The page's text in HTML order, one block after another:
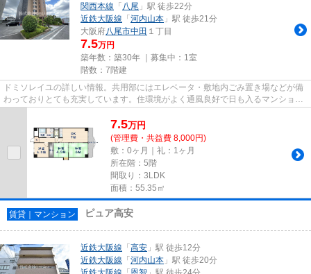
関西本線 「 八尾 」駅 徒歩22分
近鉄大阪線 「河内山本 」駅 徒歩21分
大阪府八尾市中田 １丁目
7.5万円
築年数：築30年 ｜募集中： 1室
階数：7階建
ドミソレイユの詳しい情報。共用部にはエレベータ・敷地内ごみ置き場などが備
わっておりとても充実しています。住環境がよく通風良好で日も入るマンション
をご提供します。場所が平坦...
7.5万円
(管理費・共益費 8,000円)
敷：0ヶ月｜礼：1ヶ月
所在階：5階
間取り：3LDK
面積：55.35㎡
賃貸｜マンション ピュア高安
近鉄大阪線 「高安 」駅 徒歩12分
近鉄大阪線 「河内山本 」駅 徒歩20分